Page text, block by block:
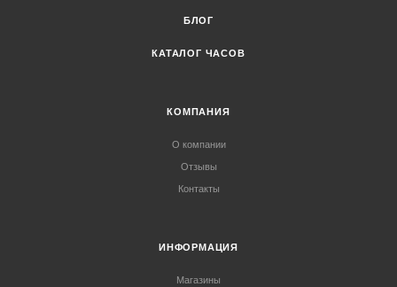
БЛОГ
КАТАЛОГ ЧАСОВ
КОМПАНИЯ
О компании
Отзывы
Контакты
ИНФОРМАЦИЯ
Магазины